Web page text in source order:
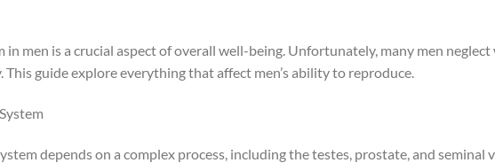
in men is a crucial aspect of overall well-being. Unfortunately, many men neglect
guide explore everything that affect men’s ability to reproduce.
depends on a complex process, including the testes, prostate, and seminal